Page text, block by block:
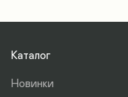
Каталог
Новинки